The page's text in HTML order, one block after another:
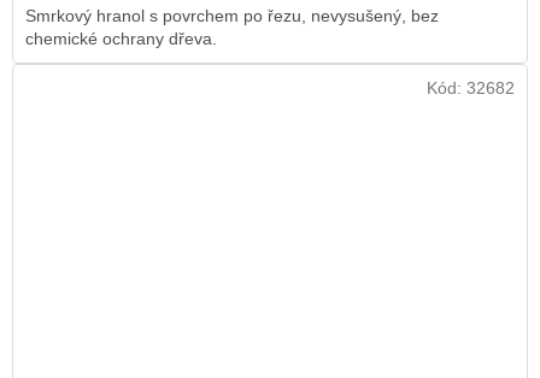
Smrkový hranol s povrchem po řezu, nevysušený, bez
chemické ochrany dřeva.
Kód: 32682